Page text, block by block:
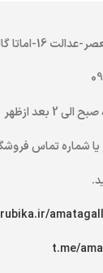
16-اماتا گالری
شماره تماس
rubika.ir/
t.me/